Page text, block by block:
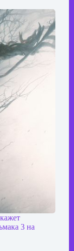
3 на